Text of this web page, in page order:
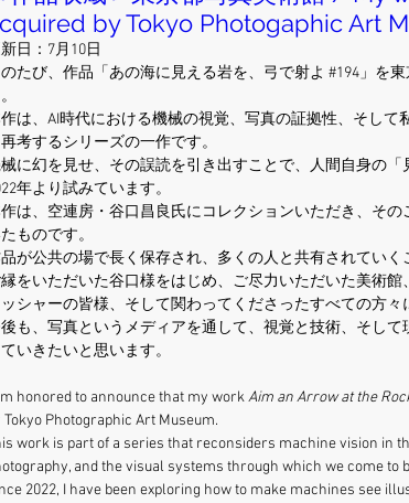
by Tokyo Photogaphic Art
日： 7月10日
たび、作品「あの海に見える岩を、弓で射よ #194」を
は、AI時代における機械の視覚、写真の証拠性、そして
考するシリーズの一作です。
に幻を見せ、その誤読を引き出すことで、人間自身の「
年より試みています。
は、空連房・谷口昌良氏にコレクションいただき、そ
ものです。
が公共の場で長く保存され、多くの人と共有されていく
をいただいた谷口様をはじめ、ご尽力いただいた美術
シャーの皆様、そして関わってくださったすべての方々
も、写真というメディアを通して、視覚と技術、そし
いきたいと思います。
honored to announce that my work Aim an Arrow at the
Tokyo Photographic Art Museum.
work is part of a series that reconsiders machine vision in
and the visual systems through which we come to
2022, I have been exploring how to make machines see